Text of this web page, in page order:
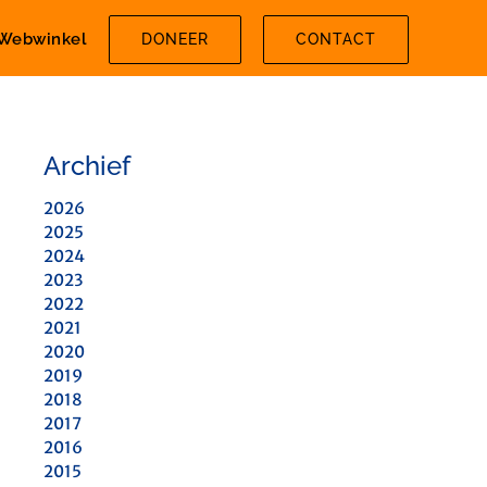
DONEER CONTACT
Archief
2026
2025
2024
2023
2022
2021
2020
2019
2018
2017
2016
2015